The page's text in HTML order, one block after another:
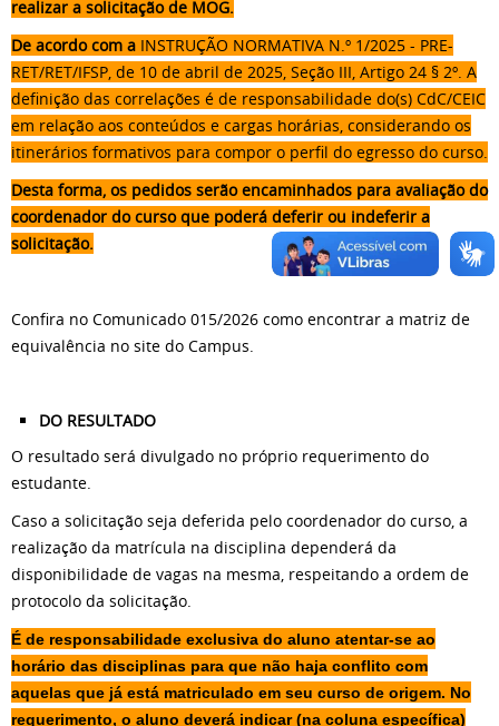
realizar a solicitação de MOG.
De acordo com a INSTRUÇÃO NORMATIVA N.º 1/2025 - PRE-
RET/RET/IFSP, de 10 de abril de 2025, Seção III, Artigo 24 § 2º. A
definição das correlações é de responsabilidade do(s) CdC/CEIC
em relação aos conteúdos e cargas horárias, considerando os
itinerários formativos para compor o perfil do egresso do curso.
Desta forma, os pedidos serão encaminhados para avaliação do
coordenador do curso que poderá deferir ou indeferir a
solicitação.
Confira no Comunicado 015/2026 como encontrar a matriz de
equivalência no site do Campus.
DO RESULTADO
O resultado será divulgado no próprio requerimento do
estudante.
Caso a solicitação seja deferida pelo coordenador do curso, a
realização da matrícula na disciplina dependerá da
disponibilidade de vagas na mesma, respeitando a ordem de
protocolo da solicitação.
É de responsabilidade exclusiva do aluno atentar-se ao
horário das disciplinas para que não haja conflito com
aquelas que já está matriculado em seu curso de origem. No
requerimento, o aluno deverá indicar (na coluna específica)